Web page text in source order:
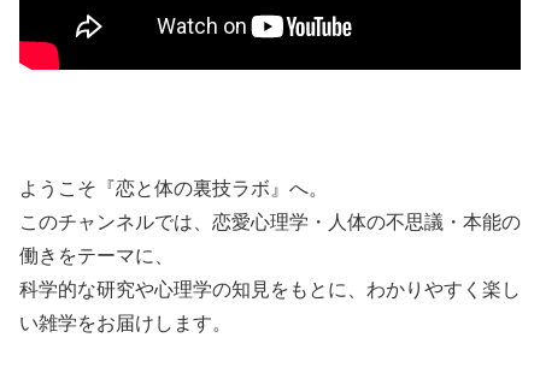
ようこそ『恋と体の裏技ラボ』へ。
このチャンネルでは、恋愛心理学・人体の不思議・本能の
働きをテーマに、
科学的な研究や心理学の知見をもとに、わかりやすく楽し
い雑学をお届けします。